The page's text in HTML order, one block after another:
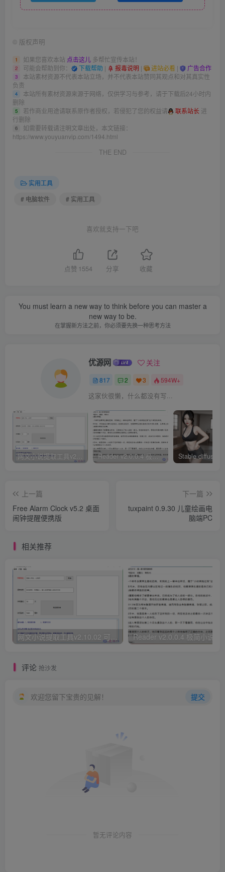
© 版权声明
1 如果您喜欢本站 点击这儿 多帮忙宣传本站！
2 可能会帮助到你： 下载帮助 | 报毒说明 | 进站必看 | 广告合作
3
本站素材资源不代表本站立场，并不代表本站赞同其观点和对其真实性
负责
4
本站所有素材资源来源于网络，仅供学习与参考，请于下载后24小时内
删除
5 若作商业用途请联系原作者授权，若侵犯了您的权益请 联系站长 进
行删除
6
如需要转载请注明文章出处，本文链接：
https://www.youyuanvip.com/1494.html
THE END
实用工具
# 电脑软件
# 实用工具
喜欢就支持一下吧
点赞 1554 分享 收藏
You must learn a new way to think before you can master a
new way to be.
在掌握新方法之前，你必须要先换一种思考方法
优源网 关注
817 2 3 594W+
这家伙很懒，什么都没有写...
网文小说提取工具v2.10.02 可以自动下载小说 从此不再花钱看小说 Reader v2.0.0.4 极简小说阅读器支持导入在线及离线书源
上一篇
Free Alarm Clock v5.2 桌面
闹钟提醒便携版
下一篇
tuxpaint 0.9.30 儿童绘画电
脑端PC
相关推荐
评论 抢沙发
欢迎您留下宝贵的见解！ 提交
暂无评论内容